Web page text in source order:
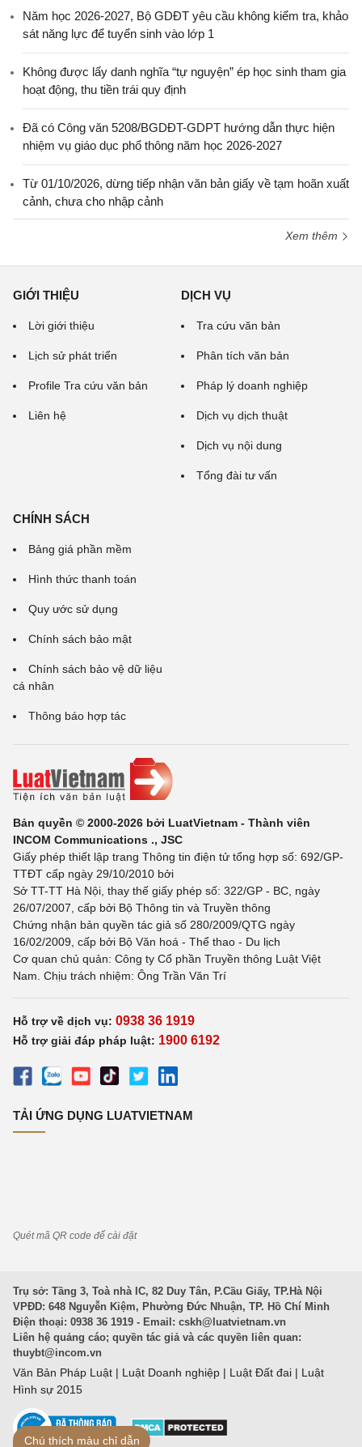
Năm học 2026-2027, Bộ GDĐT yêu cầu không kiểm tra, khảo
sát năng lực để tuyển sinh vào lớp 1
Không được lấy danh nghĩa “tự nguyện” ép học sinh tham gia
hoạt động, thu tiền trái quy định
Đã có Công văn 5208/BGDĐT-GDPT hướng dẫn thực hiện
nhiệm vụ giáo dục phổ thông năm học 2026-2027
Từ 01/10/2026, dừng tiếp nhận văn bản giấy về tạm hoãn xuất
cảnh, chưa cho nhập cảnh
Xem thêm
GIỚI THIỆU
Lời giới thiệu
Lịch sử phát triển
Profile Tra cứu văn bản
Liên hệ
DỊCH VỤ
Tra cứu văn bản
Phân tích văn bản
Pháp lý doanh nghiệp
Dịch vụ dịch thuật
Dịch vụ nội dung
Tổng đài tư vấn
CHÍNH SÁCH
Bảng giá phần mềm
Hình thức thanh toán
Quy ước sử dụng
Chính sách bảo mật
Chính sách bảo vệ dữ liệu
cá nhân
Thông báo hợp tác
Bản quyền © 2000-2026 bởi LuatVietnam - Thành viên
INCOM Communications ., JSC
Giấy phép thiết lập trang Thông tin điện tử tổng hợp số: 692/GP-
TTĐT cấp ngày 29/10/2010 bởi
Sở TT-TT Hà Nội, thay thế giấy phép số: 322/GP - BC, ngày
26/07/2007, cấp bởi Bộ Thông tin và Truyền thông
Chứng nhận bản quyền tác giả số 280/2009/QTG ngày
16/02/2009, cấp bởi Bộ Văn hoá - Thể thao - Du lịch
Cơ quan chủ quản: Công ty Cổ phần Truyền thông Luật Việt
Nam. Chịu trách nhiệm: Ông Trần Văn Trí
Hỗ trợ về dịch vụ: 0938 36 1919
Hỗ trợ giải đáp pháp luật: 1900 6192
TẢI ỨNG DỤNG LUATVIETNAM
Quét mã QR code để cài đặt
Trụ sở: Tầng 3, Toà nhà IC, 82 Duy Tân, P.Cầu Giấy, TP.Hà Nội
VPĐD: 648 Nguyễn Kiệm, Phường Đức Nhuận, TP. Hồ Chí Minh
Điện thoại: 0938 36 1919 - Email: cskh@luatvietnam.vn
Liên hệ quảng cáo; quyền tác giả và các quyền liên quan:
thuybt@incom.vn
Văn Bản Pháp Luật | Luật Doanh nghiệp | Luật Đất đai | Luật
Hình sự 2015
Chú thích màu chỉ dẫn